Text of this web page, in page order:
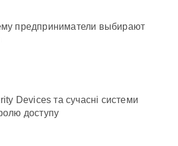
предприниматели выбирают
Devices та сучасні системи
доступу